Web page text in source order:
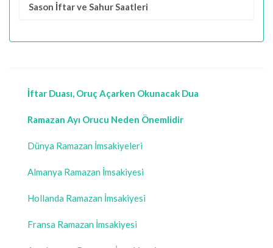
Sason İftar ve Sahur Saatleri
İftar Duası, Oruç Açarken Okunacak Dua
Ramazan Ayı Orucu Neden Önemlidir
Dünya Ramazan İmsakiyeleri
Almanya Ramazan İmsakiyesi
Hollanda Ramazan İmsakiyesi
Fransa Ramazan İmsakiyesi